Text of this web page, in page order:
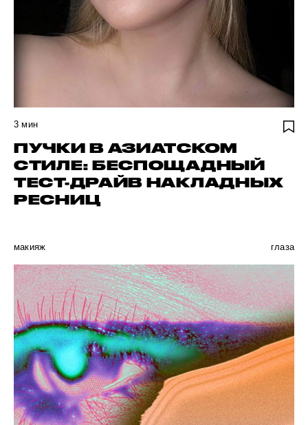
3 мин
ПУЧКИ В АЗИАТСКОМ
СТИЛЕ: БЕСПОЩАДНЫЙ
ТЕСТ-ДРАЙВ НАКЛАДНЫХ
РЕСНИЦ
макияж глаза